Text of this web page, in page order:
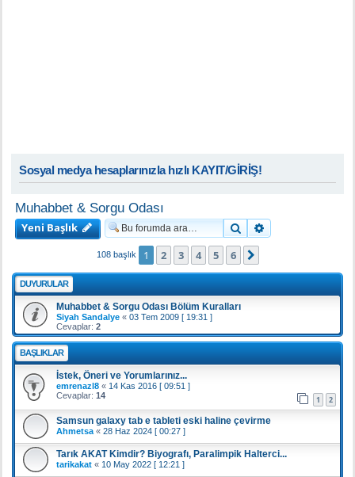
Sosyal medya hesaplarınızla hızlı KAYIT/GİRİŞ!
Muhabbet & Sorgu Odası
Yeni Başlık
Ara
108 başlık 1 2 3 4 5 6
DUYURULAR
Muhabbet & Sorgu Odası Bölüm Kuralları
Siyah Sandalye « 03 Tem 2009 [ 19:31 ]
Cevaplar: 2
BAŞLIKLAR
İstek, Öneri ve Yorumlarınız...
emrenazl8 « 14 Kas 2016 [ 09:51 ]
Cevaplar: 14 1 2
Samsun galaxy tab e tableti eski haline çevirme
Ahmetsa « 28 Haz 2024 [ 00:27 ]
Tarık AKAT Kimdir? Biyografı, Paralimpik Halterci...
tarikakat « 10 May 2022 [ 12:21 ]